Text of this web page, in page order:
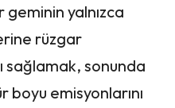
geminin yalnızca
rüzgar
sağlamak, sonunda
emisyonlarını